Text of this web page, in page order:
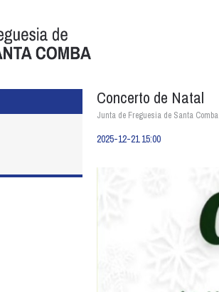
Concerto de Natal
Junta de Freguesia de Santa Comba
2025-12-21 15:00